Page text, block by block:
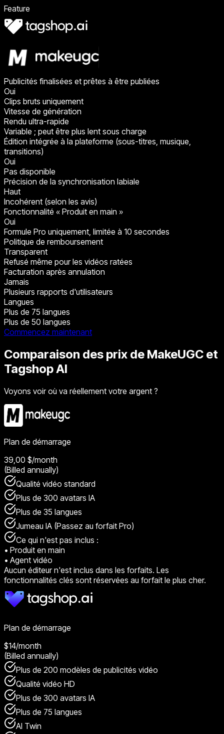
Feature
Publicités finalisées et prêtes à être publiées
Oui
Clips bruts uniquement
Vitesse de génération
Rendu ultra-rapide
Variable ; peut être plus lent sous charge
Édition intégrée à la plateforme (sous-titres, musique,
transitions)
Oui
Pas disponible
Précision de la synchronisation labiale
Haut
Incohérent (selon les avis)
Fonctionnalité « Produit en main »
Oui
Formule Pro uniquement, limitée à 10 secondes
Politique de remboursement
Transparent
Refusé même pour les vidéos ratées
Facturation après annulation
Jamais
Plusieurs rapports d'utilisateurs
Langues
Plus de 75 langues
Plus de 50 langues
Commencez maintenant
Comparaison des prix de MakeUGC et
Tagshop AI
Voyons voir où va réellement votre argent ?
Plan de démarrage
39,00 $/month
(Billed annually)
Qualité vidéo standard
Plus de 300 avatars IA
Plus de 35 langues
Jumeau IA (Passez au forfait Pro)
Ce qui n'est pas inclus :
• Produit en main
• Agent vidéo
Aucun éditeur n'est inclus dans les forfaits. Les
fonctionnalités clés sont réservées au forfait le plus cher.
Plan de démarrage
$14/month
(Billed annually)
Plus de 200 modèles de publicités vidéo
Qualité vidéo HD
Plus de 300 avatars IA
Plus de 75 langues
AI Twin